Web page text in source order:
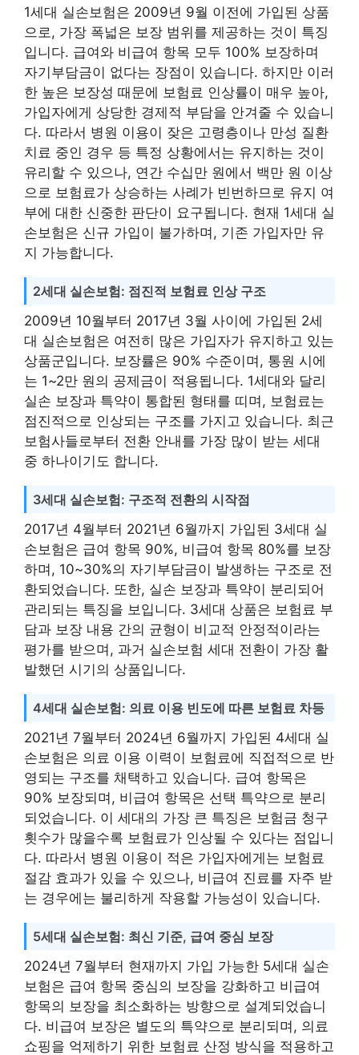
1세대 실손보험은 2009년 9월 이전에 가입된 상품
으로, 가장 폭넓은 보장 범위를 제공하는 것이 특징
입니다. 급여와 비급여 항목 모두 100% 보장하며
자기부담금이 없다는 장점이 있습니다. 하지만 이러
한 높은 보장성 때문에 보험료 인상률이 매우 높아,
가입자에게 상당한 경제적 부담을 안겨줄 수 있습니
다. 따라서 병원 이용이 잦은 고령층이나 만성 질환
치료 중인 경우 등 특정 상황에서는 유지하는 것이
유리할 수 있으나, 연간 수십만 원에서 백만 원 이상
으로 보험료가 상승하는 사례가 빈번하므로 유지 여
부에 대한 신중한 판단이 요구됩니다. 현재 1세대 실
손보험은 신규 가입이 불가하며, 기존 가입자만 유
지 가능합니다.
2세대 실손보험: 점진적 보험료 인상 구조
2009년 10월부터 2017년 3월 사이에 가입된 2세
대 실손보험은 여전히 많은 가입자가 유지하고 있는
상품군입니다. 보장률은 90% 수준이며, 통원 시에
는 1~2만 원의 공제금이 적용됩니다. 1세대와 달리
실손 보장과 특약이 통합된 형태를 띠며, 보험료는
점진적으로 인상되는 구조를 가지고 있습니다. 최근
보험사들로부터 전환 안내를 가장 많이 받는 세대
중 하나이기도 합니다.
3세대 실손보험: 구조적 전환의 시작점
2017년 4월부터 2021년 6월까지 가입된 3세대 실
손보험은 급여 항목 90%, 비급여 항목 80%를 보장
하며, 10~30%의 자기부담금이 발생하는 구조로 전
환되었습니다. 또한, 실손 보장과 특약이 분리되어
관리되는 특징을 보입니다. 3세대 상품은 보험료 부
담과 보장 내용 간의 균형이 비교적 안정적이라는
평가를 받으며, 과거 실손보험 세대 전환이 가장 활
발했던 시기의 상품입니다.
4세대 실손보험: 의료 이용 빈도에 따른 보험료 차등
2021년 7월부터 2024년 6월까지 가입된 4세대 실
손보험은 의료 이용 이력이 보험료에 직접적으로 반
영되는 구조를 채택하고 있습니다. 급여 항목은
90% 보장되며, 비급여 항목은 선택 특약으로 분리
되었습니다. 이 세대의 가장 큰 특징은 보험금 청구
횟수가 많을수록 보험료가 인상될 수 있다는 점입니
다. 따라서 병원 이용이 적은 가입자에게는 보험료
절감 효과가 있을 수 있으나, 비급여 진료를 자주 받
는 경우에는 불리하게 작용할 가능성이 있습니다.
5세대 실손보험: 최신 기준, 급여 중심 보장
2024년 7월부터 현재까지 가입 가능한 5세대 실손
보험은 급여 항목 중심의 보장을 강화하고 비급여
항목의 보장을 최소화하는 방향으로 설계되었습니
다. 비급여 보장은 별도의 특약으로 분리되며, 의료
쇼핑을 억제하기 위한 보험료 산정 방식을 적용하고